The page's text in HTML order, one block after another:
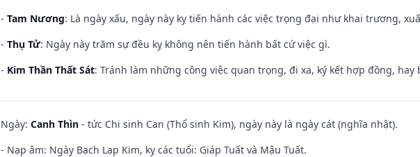
- Tam Nương: Là ngày xấu, ngày này kỵ tiến hành các việc trọng đại như khai trương,
- Thụ Tử: Ngày này trăm sự đều kỵ không nên tiến hành bất cứ việc gì.
- Kim Thần Thất Sát: Tránh làm những công việc quan trọng, đi xa, ký kết hợp đồng, hay
Ngày: Canh Thìn - tức Chi sinh Can (Thổ sinh Kim), ngày này là ngày cát (nghĩa nhật).
- Nạp âm: Ngày Bạch Lạp Kim, kỵ các tuổi: Giáp Tuất và Mậu Tuất.